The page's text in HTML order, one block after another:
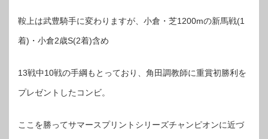
鞍上は武豊騎手に変わりますが、小倉・芝1200mの新馬戦(1
着)・小倉2歳S(2着)含め
13戦中10戦の手綱もとっており、角田調教師に重賞初勝利を
プレゼントしたコンビ。
ここを勝ってサマースプリントシリーズチャンピオンに近づ